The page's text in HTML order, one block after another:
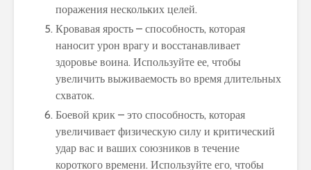
поражения нескольких целей.
Кровавая ярость – способность, которая
наносит урон врагу и восстанавливает
здоровье воина. Используйте ее, чтобы
увеличить выживаемость во время длительных
схваток.
Боевой крик – это способность, которая
увеличивает физическую силу и критический
удар вас и ваших союзников в течение
короткого времени. Используйте его, чтобы